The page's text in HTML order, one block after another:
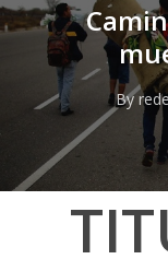
By